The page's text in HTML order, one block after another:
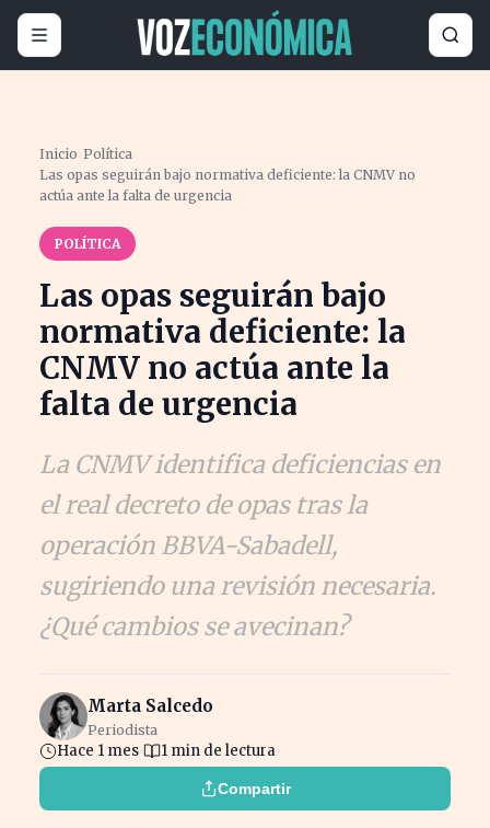
Inicio ›Política›
Las opas seguirán bajo normativa deficiente: la CNMV no
actúa ante la falta de urgencia
POLÍTICA
Las opas seguirán bajo
normativa deficiente: la
CNMV no actúa ante la
falta de urgencia
La CNMV identifica deficiencias en
el real decreto de opas tras la
operación BBVA-Sabadell,
sugiriendo una revisión necesaria.
¿Qué cambios se avecinan?
Marta Salcedo
Periodista
Hace 1 mes 1 min de lectura
Compartir